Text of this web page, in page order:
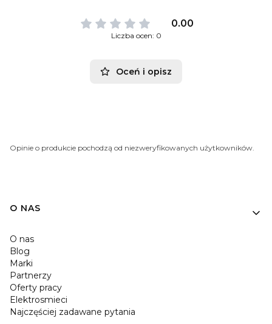
0.00
Liczba ocen: 0
Oceń i opisz
Opinie o produkcie pochodzą od niezweryfikowanych użytkowników.
O NAS
O nas
Blog
Marki
Partnerzy
Oferty pracy
Elektrosmieci
Najczęściej zadawane pytania